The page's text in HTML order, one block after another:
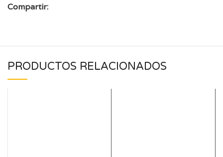
Compartir:
PRODUCTOS RELACIONADOS